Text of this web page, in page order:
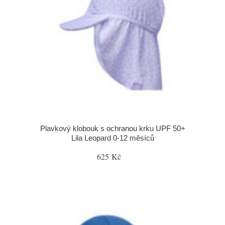
Plavkový klobouk s ochranou krku UPF 50+
Lila Leopard 0-12 měsíců
625 Kč